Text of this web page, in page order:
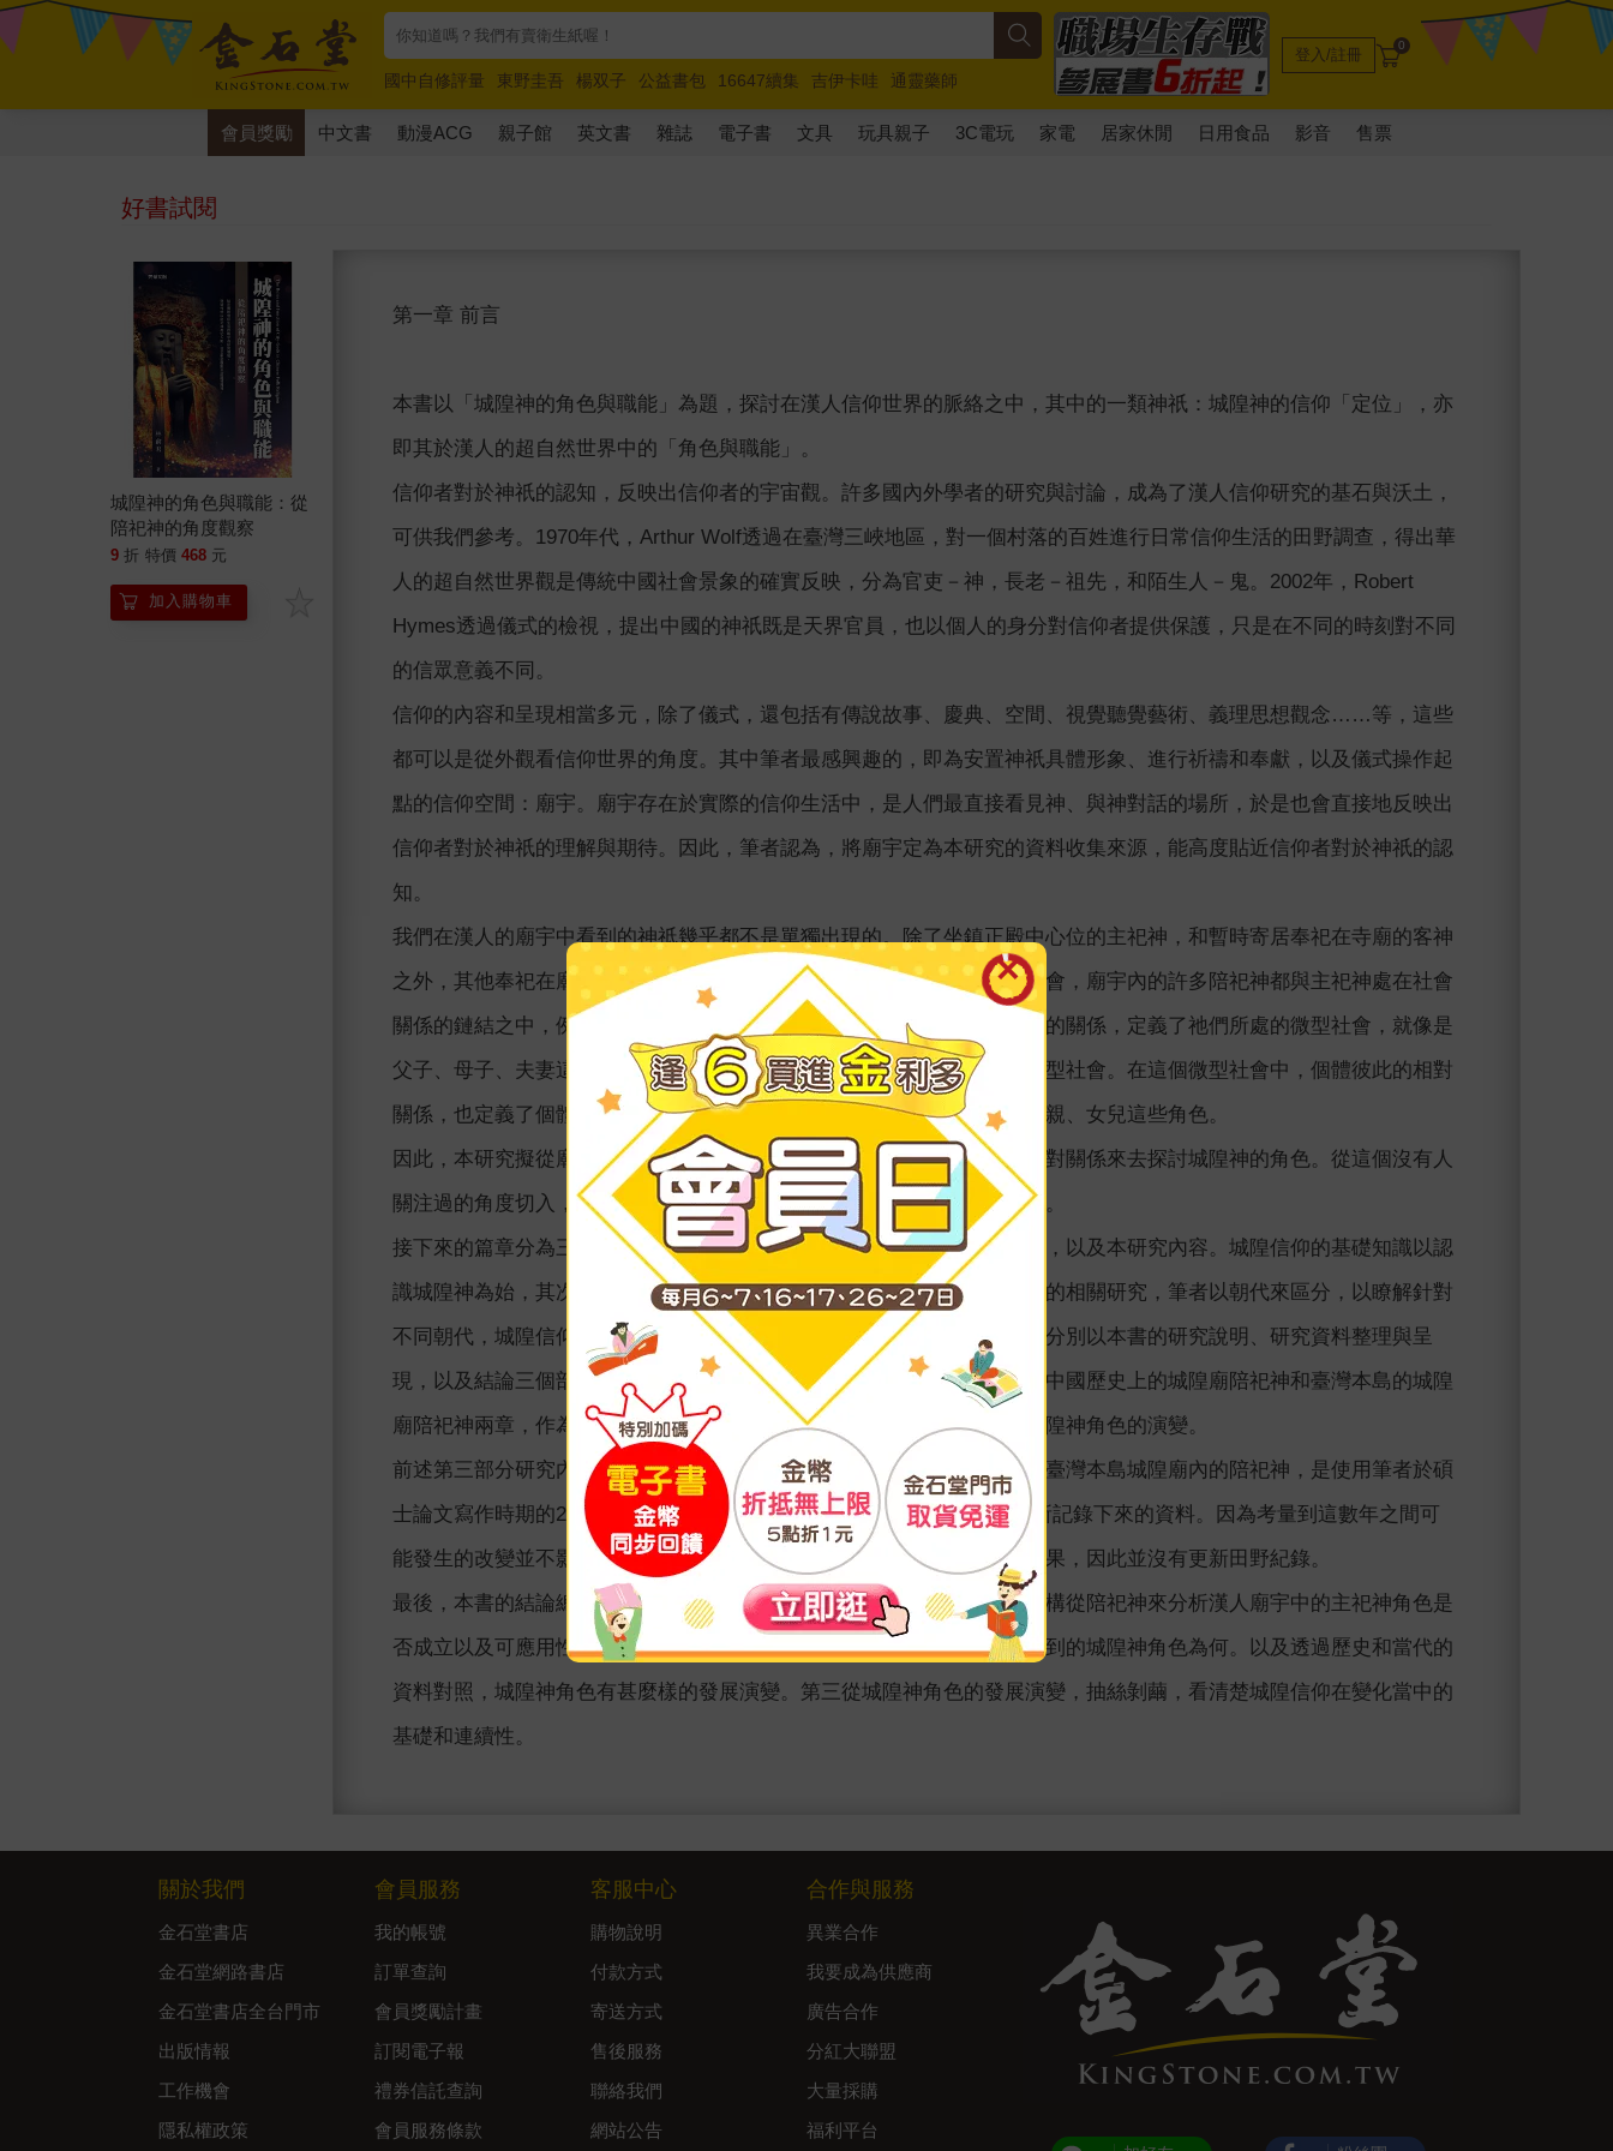
國中自修評量 東野圭吾 楊双子 公益書包 16647續集 吉伊卡哇
通靈藥師
唯紅花綻放
奧德賽 路邊攤新作 馬斯克 玩具總動員5 超慢跑
登入/註冊 0
會員獎勵 中文書 動漫ACG 親子館 英文書 雜誌 電子書 文具 玩具親子 3C電玩 家電 居家休閒 日用食品 影音 售票
好書試閱
城隍神的角色與職能：從
陪祀神的角度觀察
9 折 特價 468 元
加入購物車
第一章 前言
本書以「城隍神的角色與職能」為題，探討在漢人信仰世界的脈絡之中，其中的一類神祇：城隍神的信仰「定位」，亦
即其於漢人的超自然世界中的「角色與職能」。
信仰者對於神祇的認知，反映出信仰者的宇宙觀。許多國內外學者的研究與討論，成為了漢人信仰研究的基石與沃土，
可供我們參考。1970年代，Arthur Wolf透過在臺灣三峽地區，對一個村落的百姓進行日常信仰生活的田野調查，得出華
人的超自然世界觀是傳統中國社會景象的確實反映，分為官吏－神，長老－祖先，和陌生人－鬼。2002年，Robert
Hymes透過儀式的檢視，提出中國的神祇既是天界官員，也以個人的身分對信仰者提供保護，只是在不同的時刻對不同
的信眾意義不同。
信仰的內容和呈現相當多元，除了儀式，還包括有傳說故事、慶典、空間、視覺聽覺藝術、義理思想觀念……等，這些
都可以是從外觀看信仰世界的角度。其中筆者最感興趣的，即為安置神祇具體形象、進行祈禱和奉獻，以及儀式操作起
點的信仰空間：廟宇。廟宇存在於實際的信仰生活中，是人們最直接看見神、與神對話的場所，於是也會直接地反映出
信仰者對於神祇的理解與期待。因此，筆者認為，將廟宇定為本研究的資料收集來源，能高度貼近信仰者對於神祇的認
知。
我們在漢人的廟宇中看到的神祇幾乎都不是單獨出現的。除了坐鎮正殿中心位的主祀神，和暫時寄居奉祀在寺廟的客神
之外，其他奉祀在廟內的神祇稱為陪祀神。華人的超自然世界形同一個社會，廟宇內的許多陪祀神都與主祀神處在社會
關係的鏈結之中，例如父子、夫妻、長官僚屬、同事。這些神祇之間存在的關係，定義了祂們所處的微型社會，就像是
父子、母子、夫妻這些關係定義了存在這些關係的場域為「家庭」這個微型社會。在這個微型社會中，個體彼此的相對
關係，也定義了個體在這個微型社會中的角色，例如在家庭中的父親、母親、女兒這些角色。
因此，本研究擬從廟宇這個微型社會中所存在的主祀神與陪祀神之間的相對關係來去探討城隍神的角色。從這個沒有人
關注過的角度切入，從而瞭解城隍神在信仰者的認知之中是什麼樣的神祇。
接下來的篇章分為三個部分：城隍信仰的基礎知識、城隍信仰的相關研究，以及本研究內容。城隍信仰的基礎知識以認
識城隍神為始，其次則為城隍神的信仰空間：城隍廟。第二關於城隍信仰的相關研究，筆者以朝代來區分，以瞭解針對
不同朝代，城隍信仰研究者的焦點、議題為何。第三則進入本研究內容，分別以本書的研究說明、研究資料整理與呈
現，以及結論三個部分共分四章來撰寫。其中的研究資料整理與呈現分為中國歷史上的城隍廟陪祀神和臺灣本島的城隍
廟陪祀神兩章，作為參照，也就是將時間列入分析變項之中，從而瞭解城隍神角色的演變。
前述第三部分研究內容之中的研究資料整理與呈現，本書所呈現出的當代臺灣本島城隍廟內的陪祀神，是使用筆者於碩
士論文寫作時期的2011至2014年間走訪包含13個縣市共計67座的城隍廟所記錄下來的資料。因為考量到這數年之間可
能發生的改變並不影響本研究在時間和空間的大樣本資料收集與整理的結果，因此並沒有更新田野紀錄。
最後，本書的結論總結了三個部分的內容。第一，說明本研究使用角色架構從陪祀神來分析漢人廟宇中的主祀神角色是
否成立以及可應用性。第二，透過陪祀神資料的整理和分析，本研究所得到的城隍神角色為何。以及透過歷史和當代的
資料對照，城隍神角色有甚麼樣的發展演變。第三從城隍神角色的發展演變，抽絲剝繭，看清楚城隍信仰在變化當中的
基礎和連續性。
關於我們
金石堂書店
金石堂網路書店
金石堂書店全台門市
出版情報
工作機會
隱私權政策
會員服務
我的帳號
訂單查詢
會員獎勵計畫
訂閱電子報
禮券信託查詢
會員服務條款
客服中心
購物說明
付款方式
寄送方式
售後服務
聯絡我們
網站公告
合作與服務
異業合作
我要成為供應商
廣告合作
分紅大聯盟
大量採購
福利平台